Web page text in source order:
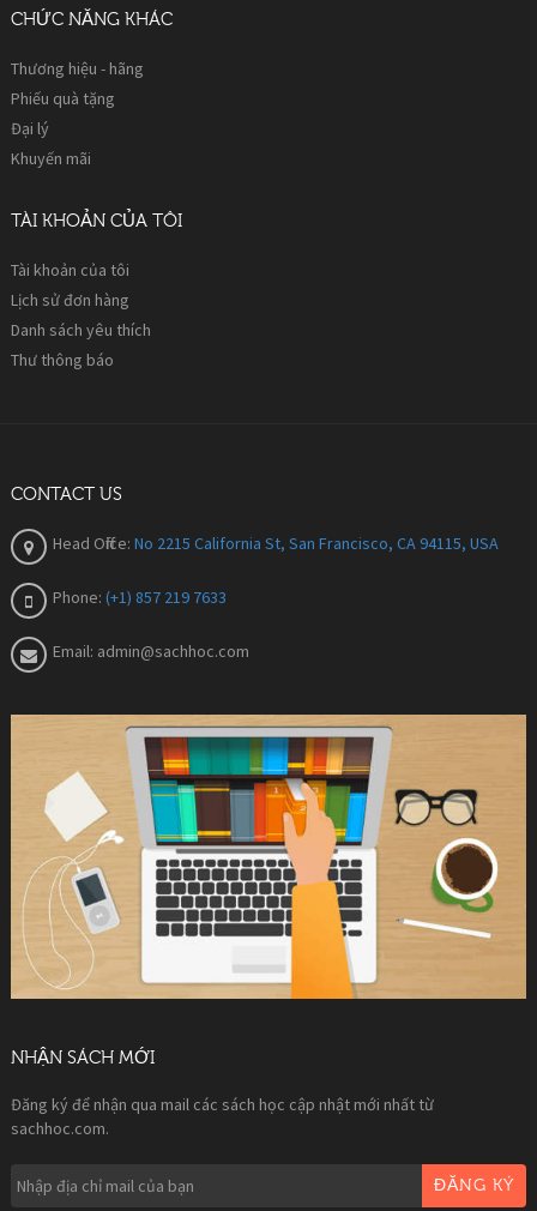
CHỨC NĂNG KHÁC
Thương hiệu - hãng
Phiếu quà tặng
Đại lý
Khuyến mãi
TÀI KHOẢN CỦA TÔI
Tài khoản của tôi
Lịch sử đơn hàng
Danh sách yêu thích
Thư thông báo
CONTACT US
Head Office: No 2215 California St, San Francisco, CA 94115, USA
Phone: (+1) 857 219 7633
Email: admin@sachhoc.com
NHẬN SÁCH MỚI
Đăng ký để nhận qua mail các sách học cập nhật mới nhất từ
sachhoc.com.
ĐĂNG KÝ